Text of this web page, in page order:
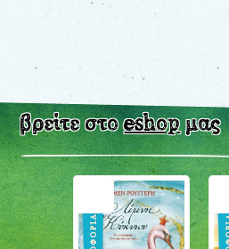
βρείτε στοeshopμας